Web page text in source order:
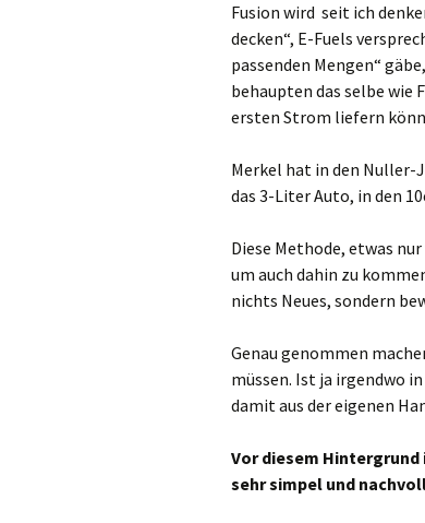
Fusion wird seit ich
decken“, E-Fuels
passenden Mengen“
behaupten das selbe wie
ersten Strom liefern
Merkel hat in den Nuller-
das 3-Liter Auto, in den
Diese Methode, etwas
um auch dahin zu
nichts Neues, sondern
Genau genommen
müssen. Ist ja irgendwo
damit aus der eigenen
Vor diesem
sehr simpel und